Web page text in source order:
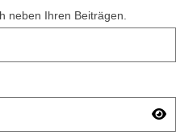
neben Ihren Beiträgen.